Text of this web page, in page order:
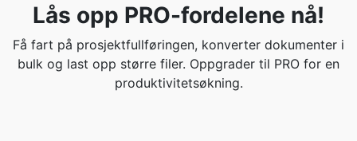
Lås opp PRO-fordelene nå!
Få fart på prosjektfullføringen, konverter dokumenter i
bulk og last opp større filer. Oppgrader til PRO for en
produktivitetsøkning.